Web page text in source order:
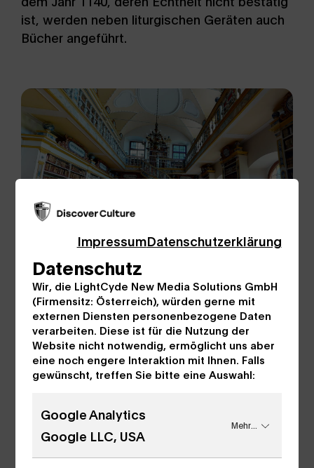
ist, werden neben liturgischen Geräten auch
Bücher angeführt.
Bestandsgeschichte
Aus dem 14. und 15. Jh sind noch einige Hss.
und zahlreiche Inkunabeln vorhanden.
Darüber hinaus gibt es Nachrichten über
Buchentlehnungen und die Namen einiger
Schreiber aus dem Wiltener Skriptorium.
ImpressumDatenschutzerklärung
Datenschutz
Wir, die LightCyde New Media Solutions GmbH
(Firmensitz: Österreich), würden gerne mit
externen Diensten personenbezogene Daten
verarbeiten. Diese ist für die Nutzung der
Website nicht notwendig, ermöglicht uns aber
eine noch engere Interaktion mit Ihnen. Falls
gewünscht, treffen Sie bitte eine Auswahl:
Google Analytics
Google LLC, USA
Mehr...